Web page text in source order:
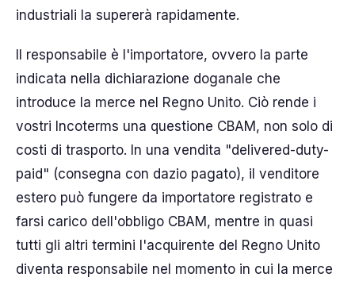
industriali la supererà rapidamente.
Il responsabile è l'importatore, ovvero la parte
indicata nella dichiarazione doganale che
introduce la merce nel Regno Unito. Ciò rende i
vostri Incoterms una questione CBAM, non solo di
costi di trasporto. In una vendita "delivered-duty-
paid" (consegna con dazio pagato), il venditore
estero può fungere da importatore registrato e
farsi carico dell'obbligo CBAM, mentre in quasi
tutti gli altri termini l'acquirente del Regno Unito
diventa responsabile nel momento in cui la merce